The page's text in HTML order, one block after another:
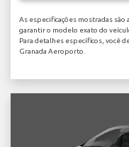
As especificações mostradas
garantir o modelo exato do
Para detalhes específicos, você
Granada Aeroporto.